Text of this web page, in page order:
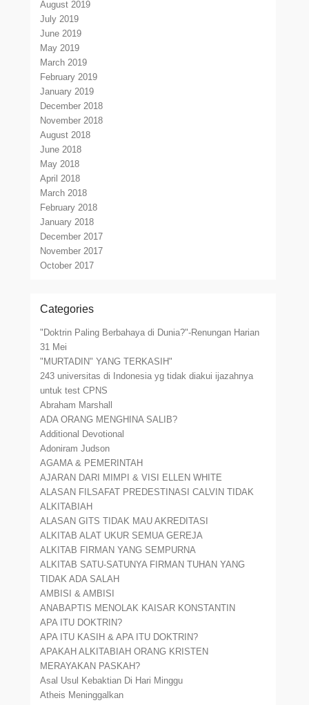
August 2019
July 2019
June 2019
May 2019
March 2019
February 2019
January 2019
December 2018
November 2018
August 2018
June 2018
May 2018
April 2018
March 2018
February 2018
January 2018
December 2017
November 2017
October 2017
Categories
"Doktrin Paling Berbahaya di Dunia?"-Renungan Harian
31 Mei
"MURTADIN" YANG TERKASIH"
243 universitas di Indonesia yg tidak diakui ijazahnya
untuk test CPNS
Abraham Marshall
ADA ORANG MENGHINA SALIB?
Additional Devotional
Adoniram Judson
AGAMA & PEMERINTAH
AJARAN DARI MIMPI & VISI ELLEN WHITE
ALASAN FILSAFAT PREDESTINASI CALVIN TIDAK
ALKITABIAH
ALASAN GITS TIDAK MAU AKREDITASI
ALKITAB ALAT UKUR SEMUA GEREJA
ALKITAB FIRMAN YANG SEMPURNA
ALKITAB SATU-SATUNYA FIRMAN TUHAN YANG
TIDAK ADA SALAH
AMBISI & AMBISI
ANABAPTIS MENOLAK KAISAR KONSTANTIN
APA ITU DOKTRIN?
APA ITU KASIH & APA ITU DOKTRIN?
APAKAH ALKITABIAH ORANG KRISTEN
MERAYAKAN PASKAH?
Asal Usul Kebaktian Di Hari Minggu
Atheis Meninggalkan